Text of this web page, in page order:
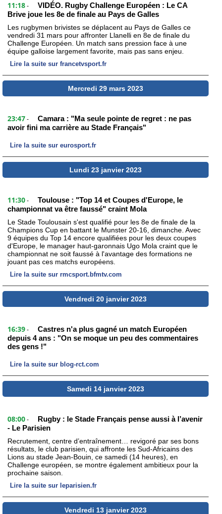
11:18 -
VIDÉO. Rugby Challenge Européen : Le CA
Brive joue les 8e de finale au Pays de Galles
Les rugbymen brivistes se déplacent au Pays de Galles ce
vendredi 31 mars pour affronter Llanelli en 8e de finale du
Challenge Européen. Un match sans pression face à une
équipe galloise largement favorite, mais pas sans enjeu.
Lire la suite sur francetvsport.fr
Mercredi 29 mars 2023
23:47 -
Camara : "Ma seule pointe de regret : ne pas
avoir fini ma carrière au Stade Français"
Lire la suite sur eurosport.fr
Lundi 23 janvier 2023
11:30 -
Toulouse : "Top 14 et Coupes d'Europe, le
championnat va être faussé" craint Mola
Le Stade Toulousain s'est qualifié pour les 8e de finale de la
Champions Cup en battant le Munster 20-16, dimanche. Avec
9 équipes du Top 14 encore qualifiées pour les deux coupes
d'Europe, le manager haut-garonnais Ugo Mola craint que le
championnat ne soit faussé à l'avantage des formations ne
jouant pas ces matchs européens.
Lire la suite sur rmcsport.bfmtv.com
Vendredi 20 janvier 2023
16:39 -
Castres n'a plus gagné un match Européen
depuis 4 ans : "On se moque un peu des commentaires
des gens !"
Lire la suite sur blog-rct.com
Samedi 14 janvier 2023
08:00 -
Rugby : le Stade Français pense aussi à l’avenir
- Le Parisien
Recrutement, centre d’entraînement… revigoré par ses bons
résultats, le club parisien, qui affronte les Sud-Africains des
Lions au stade Jean-Bouin, ce samedi (14 heures), en
Challenge européen, se montre également ambitieux pour la
prochaine saison.
Lire la suite sur leparisien.fr
Vendredi 13 janvier 2023